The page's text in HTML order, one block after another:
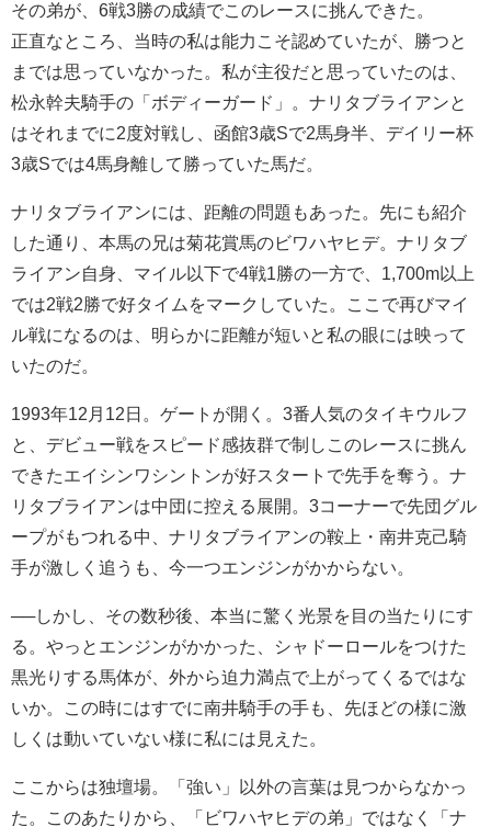
その弟が、6戦3勝の成績でこのレースに挑んできた。
正直なところ、当時の私は能力こそ認めていたが、勝つと
までは思っていなかった。私が主役だと思っていたのは、
松永幹夫騎手の「ボディーガード」。ナリタブライアンと
はそれまでに2度対戦し、函館3歳Sで2馬身半、デイリー杯
3歳Sでは4馬身離して勝っていた馬だ。
ナリタブライアンには、距離の問題もあった。先にも紹介
した通り、本馬の兄は菊花賞馬のビワハヤヒデ。ナリタブ
ライアン自身、マイル以下で4戦1勝の一方で、1,700m以上
では2戦2勝で好タイムをマークしていた。ここで再びマイ
ル戦になるのは、明らかに距離が短いと私の眼には映って
いたのだ。
1993年12月12日。ゲートが開く。3番人気のタイキウルフ
と、デビュー戦をスピード感抜群で制しこのレースに挑ん
できたエイシンワシントンが好スタートで先手を奪う。ナ
リタブライアンは中団に控える展開。3コーナーで先団グル
ープがもつれる中、ナリタブライアンの鞍上・南井克己騎
手が激しく追うも、今一つエンジンがかからない。
──しかし、その数秒後、本当に驚く光景を目の当たりにす
る。やっとエンジンがかかった、シャドーロールをつけた
黒光りする馬体が、外から迫力満点で上がってくるではな
いか。この時にはすでに南井騎手の手も、先ほどの様に激
しくは動いていない様に私には見えた。
ここからは独壇場。「強い」以外の言葉は見つからなかっ
た。このあたりから、「ビワハヤヒデの弟」ではなく「ナ